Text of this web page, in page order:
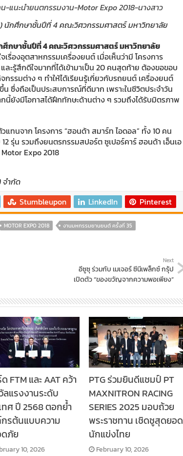
นักศึกษาชั้นปีที่ 4 คณะวิศวกรรมศาสตร์ มหาวิทยาลัย
ศึกษาชั้นปีที่ 4 คณะวิศวกรรมศาสตร์ มหาวิทยาลัย
เรื่องอุตสาหกรรมเครื่องยนต์ เมื่อเห็นว่ามี โครงการ
ละรู้สึกดีใจมากที่ได้เข้ามาเป็น 20 คนสุดท้าย ต้องขอขอบ
กรรมต่าง ๆ ทำให้ได้เรียนรู้เกี่ยวกับรถยนต์ เครื่องยนต์
ซึ่งถือเป็นประสบการณ์ที่ดีมาก เพราะในชีวิตประจำวัน
นี้ยังมีโอกาสได้ฝึกทักษะด้านต่าง ๆ รวมถึงได้รับมิตรภาพ
แทนจาก โครงการ “ฮอนด้า สมาร์ท ไอดอล” ทั้ง 10 คน
รุ่น รวมถึงยนตรกรรมสปอร์ต ซูเปอร์คาร์ ฮอนด้า เอ็นเอ
Expo 2018
จำกัด
Stumbleupon LinkedIn
Pinterest
MOTOR EXPO 2018
งานมหกรรมยานยนต์ ครั้งที่ 35
Next
อีซูซุ ร่วมกับ เมเจอร์ ซีนีเพล็กซ์ กรุ้ป
เปิดตัว “ของขวัญจากความพอเพียง”
FTM และ AAT คว้า
ลแรงงานระดับ
ทศ ปี 2568 ตอกย้ำ
รต้นแบบความ
ภัย
10, 2026
PTG ร่วมยินดีแชมป์ PT
MAXNITRON RACING
SERIES 2025 มอบถ้วย
พระราชทาน เชิดชูสุดยอด
นักแข่งไทย
February 10, 2026